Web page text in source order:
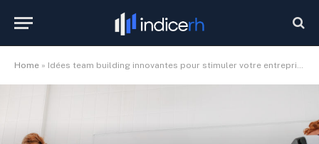
Home » Idées team building innovantes pour stimuler votre entreprise